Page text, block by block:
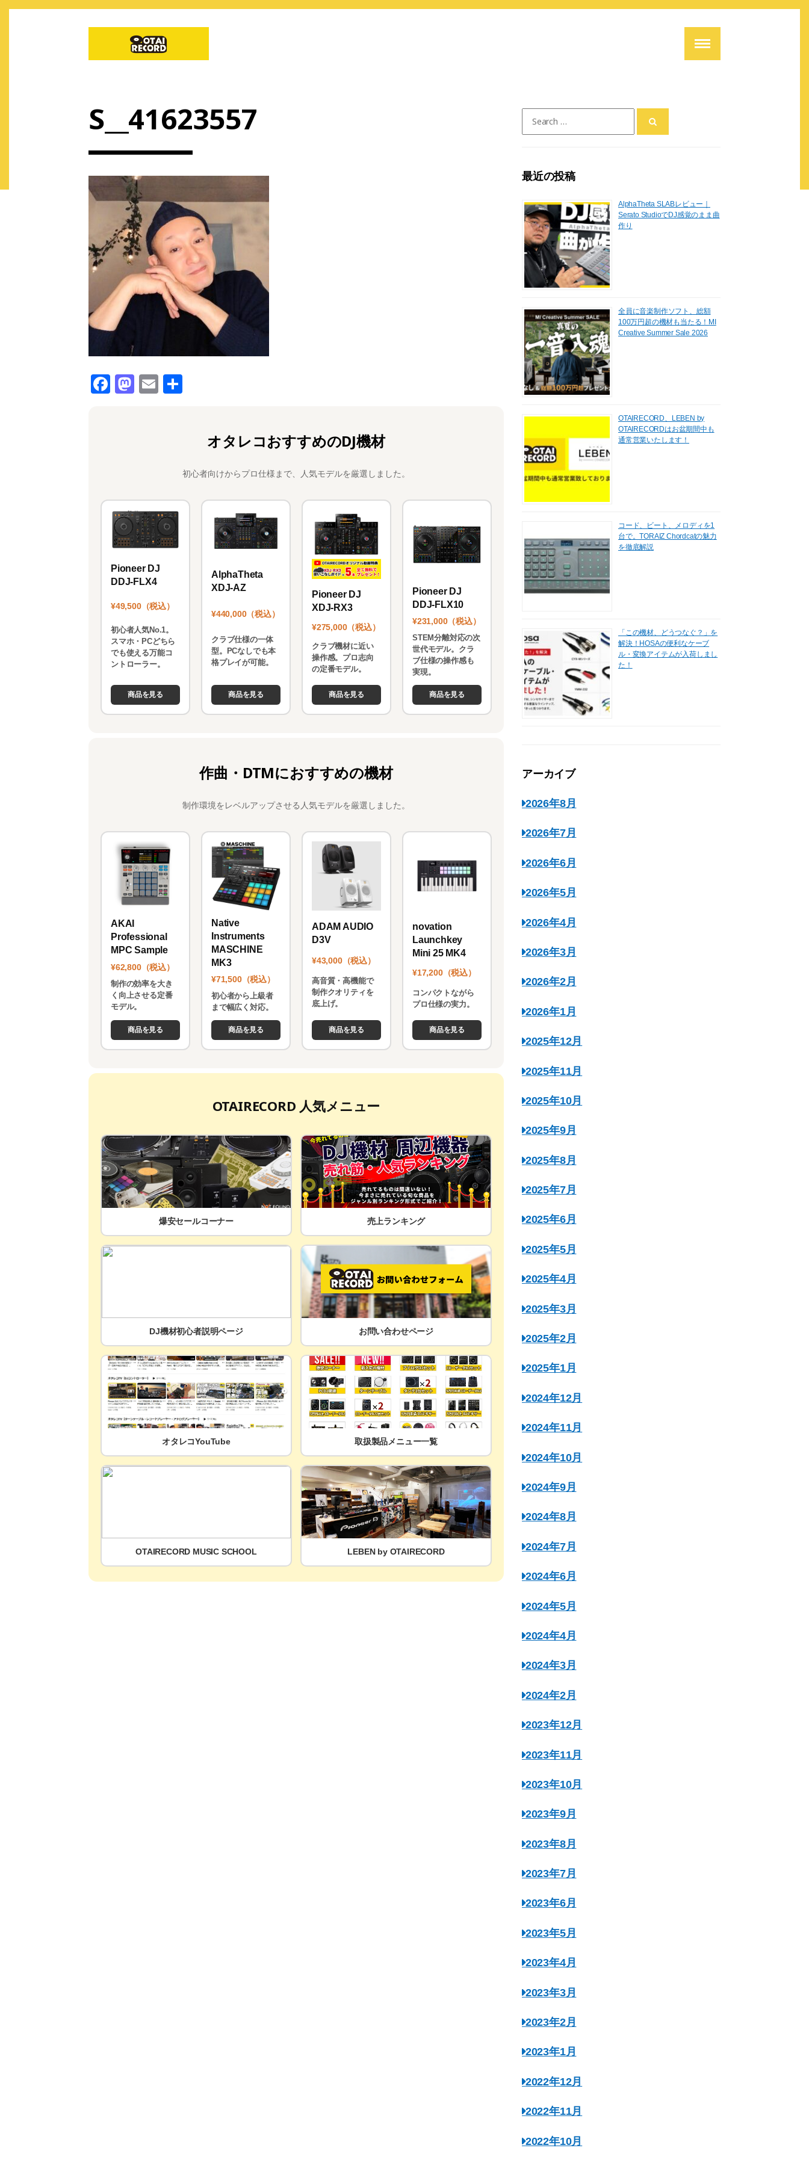
S__41623557
F
o
k
M
n
E
オタレコおすすめのDJ機材
初心者向けからプロ仕様まで、人気モデルを厳選しました。
Pioneer DJ
DDJ-FLX4
¥49,500（税込）
初心者人気No.1。
スマホ・PCどちら
でも使える万能コ
ントローラー。
商品を見る
AlphaTheta
XDJ-AZ
¥440,000（税込）
クラブ仕様の一体
型。PCなしでも本
格プレイが可能。
商品を見る
Pioneer DJ
XDJ-RX3
¥275,000（税込）
クラブ機材に近い
操作感。プロ志向
の定番モデル。
商品を見る
Pioneer DJ
DDJ-FLX10
¥231,000（税込）
STEM分離対応の次
世代モデル。クラ
ブ仕様の操作感も
実現。
商品を見る
作曲・DTMにおすすめの機材
制作環境をレベルアップさせる人気モデルを厳選しました。
AKAI
Professional
MPC Sample
¥62,800（税込）
制作の効率を大き
く向上させる定番
モデル。
商品を見る
Native
Instruments
MASCHINE
MK3
¥71,500（税込）
初心者から上級者
まで幅広く対応。
商品を見る
ADAM AUDIO
D3V
¥43,000（税込）
高音質・高機能で
制作クオリティを
底上げ。
商品を見る
novation
Launchkey
Mini 25 MK4
¥17,200（税込）
コンパクトながら
プロ仕様の実力。
商品を見る
OTAIRECORD 人気メニュー
爆安セールコーナー 売上ランキング
DJ機材初心者説明ページ お問い合わせページ
オタレコYouTube 取扱製品メニュー一覧
OTAIRECORD MUSIC SCHOOL LEBEN by OTAIRECORD
for:
最近の投稿
AlphaTheta SLABレビュー｜
Serato StudioでDJ感覚のまま曲
作り
全員に音楽制作ソフト、総額
100万円超の機材も当たる！MI
Creative Summer Sale 2026
OTAIRECORD、LEBEN by
OTAIRECORDはお盆期間中も
通常営業いたします！
コード、ビート、メロディを1
台で。TORAIZ Chordcatの魅力
を徹底解説
「この機材、どうつなぐ？」を
解決！HOSAの便利なケーブ
ル・変換アイテムが入荷しまし
た！
アーカイブ
2026年8月
2026年7月
2026年6月
2026年5月
2026年4月
2026年3月
2026年2月
2026年1月
2025年12月
2025年11月
2025年10月
2025年9月
2025年8月
2025年7月
2025年6月
2025年5月
2025年4月
2025年3月
2025年2月
2025年1月
2024年12月
2024年11月
2024年10月
2024年9月
2024年8月
2024年7月
2024年6月
2024年5月
2024年4月
2024年3月
2024年2月
2023年12月
2023年11月
2023年10月
2023年9月
2023年8月
2023年7月
2023年6月
2023年5月
2023年4月
2023年3月
2023年2月
2023年1月
2022年12月
2022年11月
2022年10月